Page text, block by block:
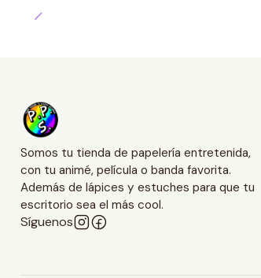
Somos tu tienda de papelería entretenida,
con tu animé, película o banda favorita.
Además de lápices y estuches para que tu
escritorio sea el más cool.
Síguenos